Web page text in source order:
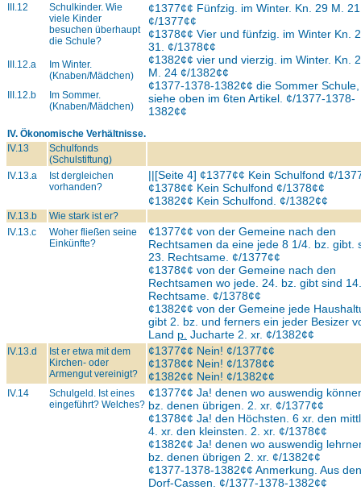
III.12
Schulkinder. Wie
viele Kinder
besuchen überhaupt
die Schule?
¢1377¢¢ Fünfzig. im Winter. Kn. 29 M.
¢/1377¢¢
¢1378¢¢ Vier und fünfzig. im Winter Kn.
31. ¢/1378¢¢
¢1382¢¢ vier und vierzig. im Winter. Kn.
M. 24 ¢/1382¢¢
¢1377-1378-1382¢¢ die Sommer Schule,
siehe oben im 6ten Artikel. ¢/1377-1378-
1382¢¢
III.12.a
Im Winter.
(Knaben/Mädchen)
III.12.b
Im Sommer.
(Knaben/Mädchen)
IV. Ökonomische Verhältnisse.
IV.13
Schulfonds
(Schulstiftung)
IV.13.a
Ist dergleichen
vorhanden?
||[Seite 4] ¢1377¢¢ Kein Schulfond ¢/
¢1378¢¢ Kein Schulfond ¢/1378¢¢
¢1382¢¢ Kein Schulfond. ¢/1382¢¢
IV.13.b
Wie stark ist er?
IV.13.c
Woher fließen seine
Einkünfte?
¢1377¢¢ von der Gemeine nach den
Rechtsamen da eine jede 8 1/4. bz. gibt.
23. Rechtsame. ¢/1377¢¢
¢1378¢¢ von der Gemeine nach den
Rechtsamen wo jede. 24. bz. gibt sind 14.
Rechtsame. ¢/1378¢¢
¢1382¢¢ von der Gemeine jede
gibt 2. bz. und ferners ein jeder Besizer
Land p. Jucharte 2. xr. ¢/1382¢¢
IV.13.d
Ist er etwa mit dem
Kirchen- oder
Armengut vereinigt?
¢1377¢¢ Nein! ¢/1377¢¢
¢1378¢¢ Nein! ¢/1378¢¢
¢1382¢¢ Nein! ¢/1382¢¢
IV.14
Schulgeld. Ist eines
eingeführt? Welches?
¢1377¢¢ Ja! denen wo auswendig
bz. denen übrigen. 2. xr. ¢/1377¢¢
¢1378¢¢ Ja! den Höchsten. 6 xr. den
4. xr. den kleinsten. 2. xr. ¢/1378¢¢
¢1382¢¢ Ja! denen wo auswendig
bz. denen übrigen 2. xr. ¢/1382¢¢
¢1377-1378-1382¢¢ Anmerkung. Aus
Dorf-Cassen. ¢/1377-1378-1382¢¢